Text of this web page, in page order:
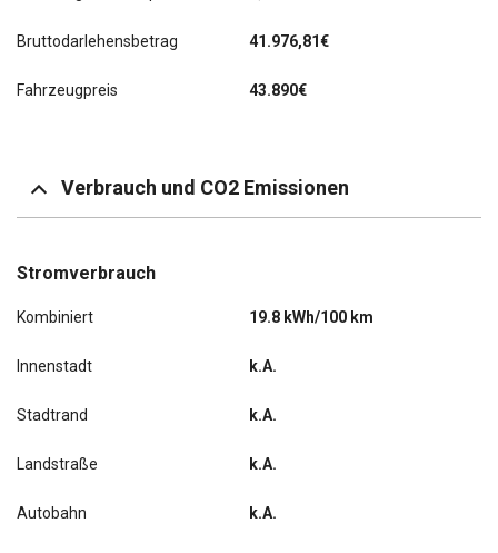
Bruttodarlehensbetrag 41.976,81€
Fahrzeugpreis 43.890€
Verbrauch und CO2 Emissionen
Stromverbrauch
Kombiniert 19.8 kWh/100 km
Innenstadt k.A.
Stadtrand k.A.
Landstraße k.A.
Autobahn k.A.